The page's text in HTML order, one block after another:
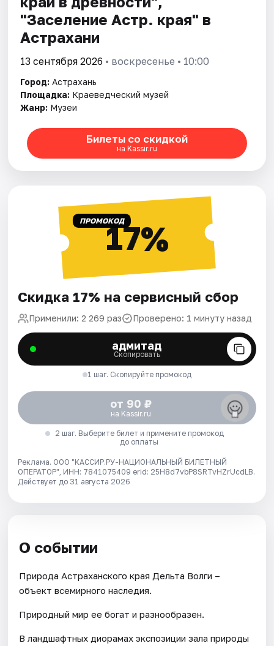
"Заселение Астр. края" в
Астрахани
13 сентября 2026 • воскресенье • 10:00
Город: Астрахань
Площадка: Краеведческий музей
Жанр: Музеи
Билеты со скидкой
на Kassir.ru
ПРОМОКОД17%
Скидка 17% на сервисный сбор
Применили: 2 269 раз Проверено: 1 минуту назад
адмитад
Скопировать
1 шаг. Скопируйте промокод
от 90 ₽
на Kassir.ru
2 шаг. Выберите билет и примените промокод
до оплаты
Реклама. ООО "КАССИР.РУ-НАЦИОНАЛЬНЫЙ БИЛЕТНЫЙ
ОПЕРАТОР", ИНН: 7841075409 erid: 25H8d7vbP8SRTvHZrUcdLB.
Действует до 31 августа 2026
О событии
Природа Астраханского края Дельта Волги –
объект всемирного наследия.
Природный мир ее богат и разнообразен.
В ландшафтных диорамах экспозиции зала природы